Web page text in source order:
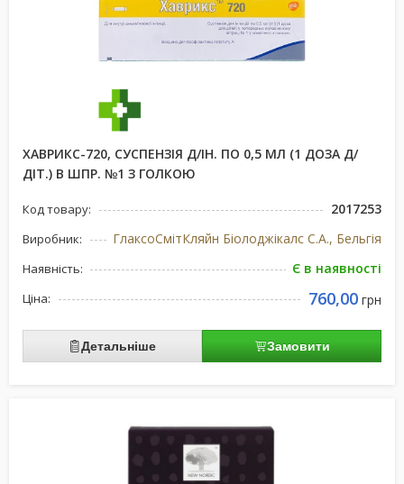
ХАВРИКС-720, СУСПЕНЗІЯ Д/ІН. ПО 0,5 МЛ (1 ДОЗА Д/
ДІТ.) В ШПР. №1 З ГОЛКОЮ
Код товару: 2017253
Виробник: ГлаксоСмітКляйн Біолоджікалс С.А., Бельгія
Наявність: Є в наявності
Ціна: 760,00 грн
Детальніше Замовити